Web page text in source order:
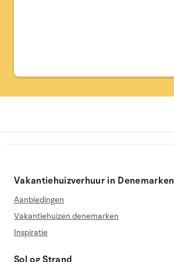
Vakantiehuizverhuur in Denemarken
Aanbiedingen
Vakantiehuizen denemarken
Inspiratie